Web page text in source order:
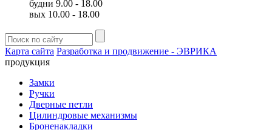
будни 9.00 - 18.00
вых 10.00 - 18.00
Карта сайта Разработка и продвижение - ЭВРИКА
продукция
Замки
Ручки
Дверные петли
Цилиндровые механизмы
Броненакладки